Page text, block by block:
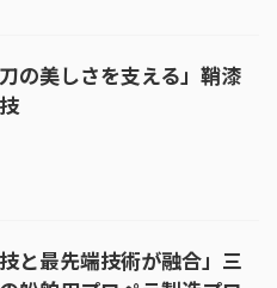
の美しさを支える」鞘漆
と最先端技術が融合」三